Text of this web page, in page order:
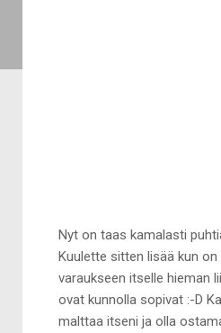
Nyt on taas kamalasti
Kuulette sitten lisää kun
varaukseen itselle hieman
ovat kunnolla sopivat :-D
malttaa itseni ja olla